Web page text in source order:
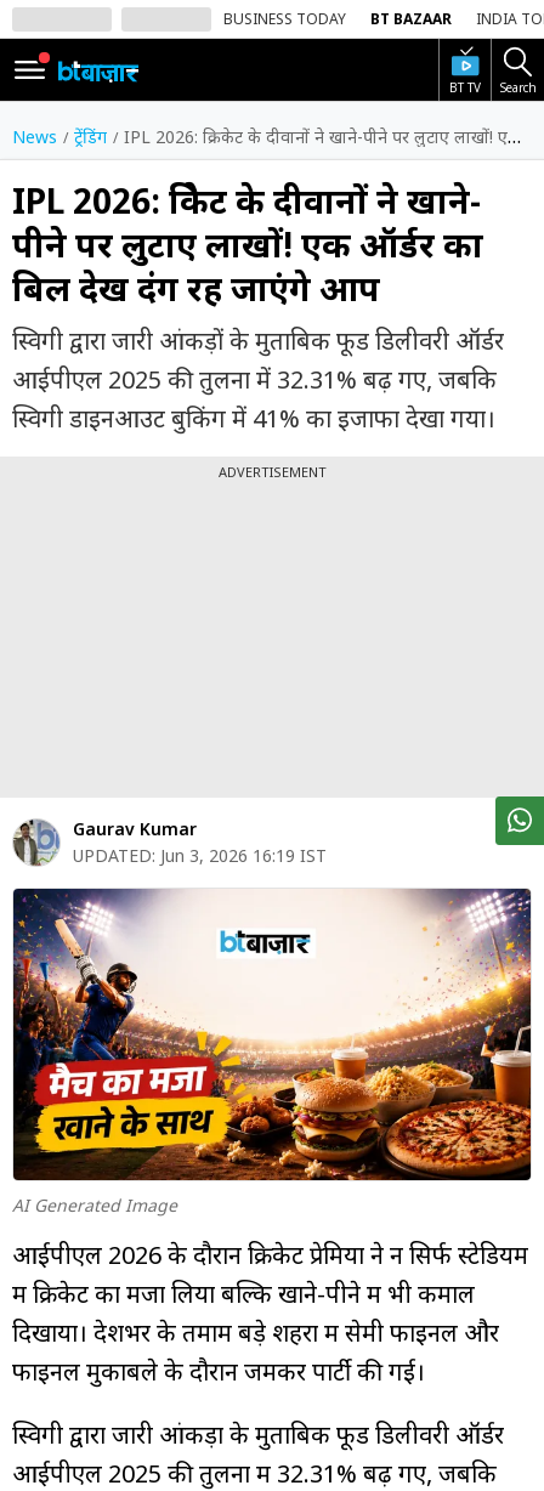
BUSINESS TODAY BT BAZAAR INDIA
BT TV Search
SIGN
IN
Dark
Mode
होम
शेयर
वीडियो
ट्रेंडिंग
शेयर
बाज़ार
ट्रेंडिंग
बिजनेस
न्यूज
वीडियो
म्यूचुअल
फंड
News ट्रेंडिंग IPL 2026: क्रिकेट के दीवानों ने खाने-पीने पर लुटाए लाखों! एक ऑर्डर का बिल देख दंग रह जाएंगे आप
IPL 2026: क्रिकेट के दीवानों ने खाने-
पीने पर लुटाए लाखों! एक ऑर्डर का
बिल देख दंग रह जाएंगे आप
स्विगी द्वारा जारी आंकड़ों के मुताबिक फूड डिलीवरी ऑर्डर
आईपीएल 2025 की तुलना में 32.31% बढ़ गए, जबकि
स्विगी डाइनआउट बुकिंग में 41% का इजाफा देखा गया।
ADVERTISEMENT
Gaurav Kumar
UPDATED: Jun 3, 2026 16:19 IST
AI Generated Image
आईपीएल 2026 के दौरान क्रिकेट प्रेमियों ने न सिर्फ स्टेडियम
में क्रिकेट का मजा लिया बल्कि खाने-पीने में भी कमाल
दिखाया। देशभर के तमाम बड़े शहरों में सेमी फाइनल और
फाइनल मुकाबले के दौरान जमकर पार्टी की गई।
स्विगी द्वारा जारी आंकड़ों के मुताबिक फूड डिलीवरी ऑर्डर
आईपीएल 2025 की तुलना में 32.31% बढ़ गए, जबकि